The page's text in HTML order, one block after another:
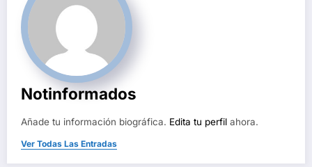
Notinformados
Añade tu información biográfica. Edita tu perfil ahora.
Ver Todas Las Entradas